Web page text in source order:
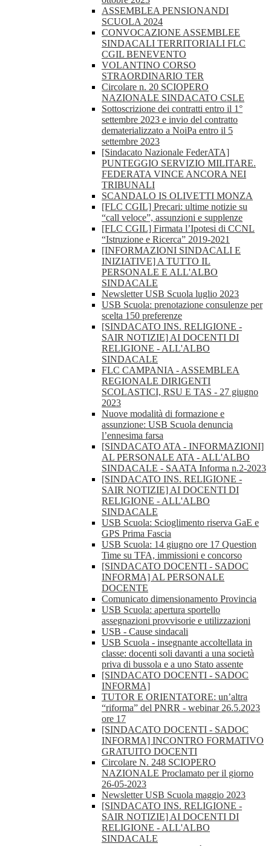
ASSEMBLEA PENSIONANDI
SCUOLA 2024
CONVOCAZIONE ASSEMBLEE
SINDACALI TERRITORIALI FLC
CGIL BENEVENTO
VOLANTINO CORSO
STRAORDINARIO TER
Circolare n. 20 SCIOPERO
NAZIONALE SINDACATO CSLE
Sottoscrizione dei contratti entro il 1°
settembre 2023 e invio del contratto
dematerializzato a NoiPa entro il 5
settembre 2023
[Sindacato Nazionale FederATA]
PUNTEGGIO SERVIZIO MILITARE.
FEDERATA VINCE ANCORA NEI
TRIBUNALI
SCANDALO IS OLIVETTI MONZA
[FLC CGIL] Precari: ultime notizie su
“call veloce”, assunzioni e supplenze
[FLC CGIL] Firmata l’Ipotesi di CCNL
“Istruzione e Ricerca” 2019-2021
[INFORMAZIONI SINDACALI E
INIZIATIVE] A TUTTO IL
PERSONALE E ALL'ALBO
SINDACALE
Newsletter USB Scuola luglio 2023
USB Scuola: prenotazione consulenze per
scelta 150 preferenze
[SINDACATO INS. RELIGIONE -
SAIR NOTIZIE] AI DOCENTI DI
RELIGIONE - ALL'ALBO
SINDACALE
FLC CAMPANIA - ASSEMBLEA
REGIONALE DIRIGENTI
SCOLASTICI, RSU E TAS - 27 giugno
2023
Nuove modalità di formazione e
assunzione: USB Scuola denuncia
l’ennesima farsa
[SINDACATO ATA - INFORMAZIONI]
AL PERSONALE ATA - ALL'ALBO
SINDACALE - SAATA Informa n.2-2023
[SINDACATO INS. RELIGIONE -
SAIR NOTIZIE] AI DOCENTI DI
RELIGIONE - ALL'ALBO
SINDACALE
USB Scuola: Scioglimento riserva GaE e
GPS Prima Fascia
USB Scuola: 14 giugno ore 17 Question
Time su TFA, immissioni e concorso
[SINDACATO DOCENTI - SADOC
INFORMA] AL PERSONALE
DOCENTE
Comunicato dimensionamento Provincia
USB Scuola: apertura sportello
assegnazioni provvisorie e utilizzazioni
USB - Cause sindacali
USB Scuola - insegnante accoltellata in
classe: docenti soli davanti a una società
priva di bussola e a uno Stato assente
[SINDACATO DOCENTI - SADOC
INFORMA]
TUTOR E ORIENTATORE: un’altra
“riforma” del PNRR - webinar 26.5.2023
ore 17
[SINDACATO DOCENTI - SADOC
INFORMA] INCONTRO FORMATIVO
GRATUITO DOCENTI
Circolare N. 248 SCIOPERO
NAZIONALE Proclamato per il giorno
26-05-2023
Newsletter USB Scuola maggio 2023
[SINDACATO INS. RELIGIONE -
SAIR NOTIZIE] AI DOCENTI DI
RELIGIONE - ALL'ALBO
SINDACALE